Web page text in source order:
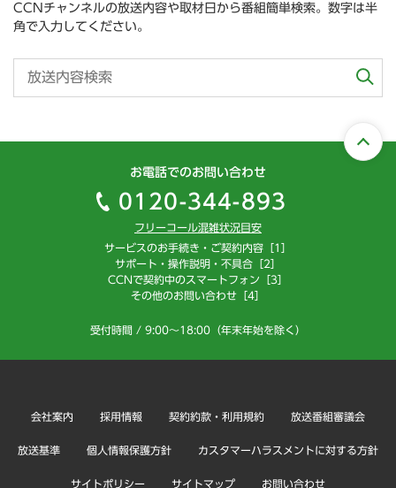
CCNチャンネルの放送内容や取材日から番組簡単検索。数字は半
角で入力してください。
お電話でのお問い合わせ
0120-344-893
フリーコール混雑状況目安
サービスのお手続き・ご契約内容［1］
サポート・操作説明・不具合［2］
CCNで契約中のスマートフォン［3］
その他のお問い合わせ［4］
受付時間 / 9:00～18:00（年末年始を除く）
会社案内 採用情報 契約約款・利用規約 放送番組審議会
放送基準 個人情報保護方針 カスタマーハラスメントに対する方針
サイトポリシー サイトマップ お問い合わせ